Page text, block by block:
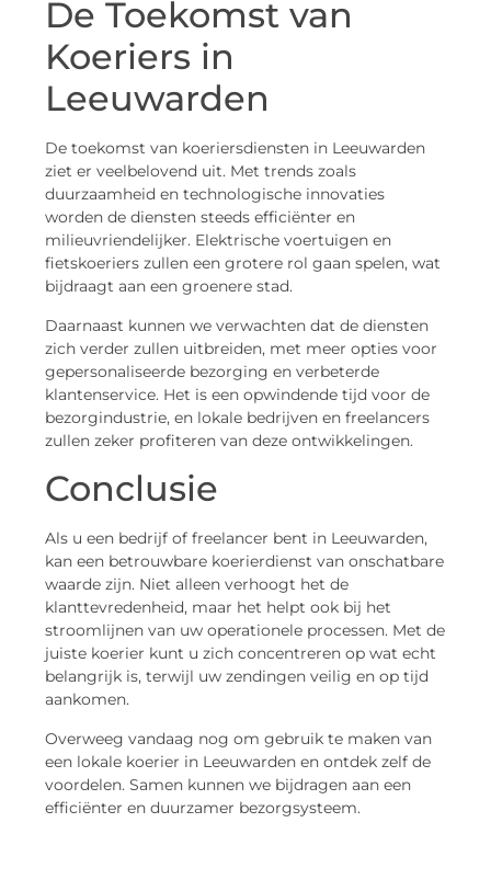
De Toekomst van
Koeriers in
Leeuwarden
De toekomst van koeriersdiensten in Leeuwarden
ziet er veelbelovend uit. Met trends zoals
duurzaamheid en technologische innovaties
worden de diensten steeds efficiënter en
milieuvriendelijker. Elektrische voertuigen en
fietskoeriers zullen een grotere rol gaan spelen, wat
bijdraagt aan een groenere stad.
Daarnaast kunnen we verwachten dat de diensten
zich verder zullen uitbreiden, met meer opties voor
gepersonaliseerde bezorging en verbeterde
klantenservice. Het is een opwindende tijd voor de
bezorgindustrie, en lokale bedrijven en freelancers
zullen zeker profiteren van deze ontwikkelingen.
Conclusie
Als u een bedrijf of freelancer bent in Leeuwarden,
kan een betrouwbare koerierdienst van onschatbare
waarde zijn. Niet alleen verhoogt het de
klanttevredenheid, maar het helpt ook bij het
stroomlijnen van uw operationele processen. Met de
juiste koerier kunt u zich concentreren op wat echt
belangrijk is, terwijl uw zendingen veilig en op tijd
aankomen.
Overweeg vandaag nog om gebruik te maken van
een lokale koerier in Leeuwarden en ontdek zelf de
voordelen. Samen kunnen we bijdragen aan een
efficiënter en duurzamer bezorgsysteem.